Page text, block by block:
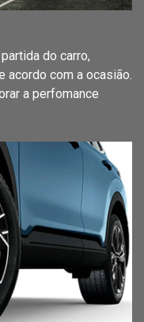
do carro,
acordo com a ocasião.
a perfomance